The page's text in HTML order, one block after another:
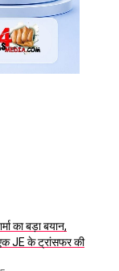
का बड़ा बयान,
JE के ट्रांसफर की